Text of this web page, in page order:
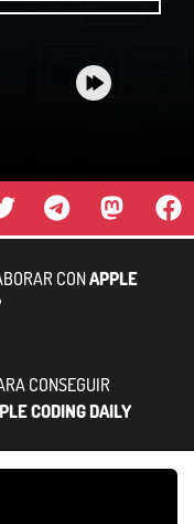
CONAPPLE
CONSEGUIR
CODING DAILY